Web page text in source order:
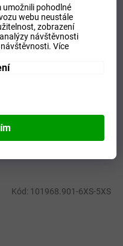
umožnili pohodlné
webu neustále
zobrazení
návštěvnosti
návštěvnosti.Více
Kód: 101968.901-6XS-5XS